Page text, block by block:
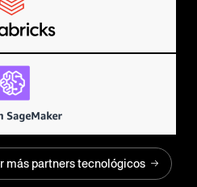
más partners tecnológicos